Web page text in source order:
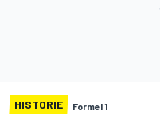
HISTORIE Formel 1